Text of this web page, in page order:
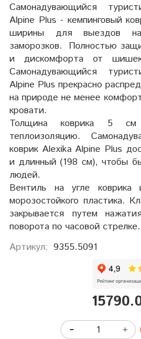
Самонадувающийся
Alpine Plus - кемпинговый
ширины для выездов
заморозков. Полностью
и дискомфорта от
Самонадувающийся
Alpine Plus прекрасно
на природе не менее
кровати.
Толщина коврика 5 см
теплоизоляцию.
коврик Alexika Alpine Plus
и длинный (198 см), чтобы
людей.
Вентиль на угле коврика
морозостойкого пластика.
закрывается путем
поворота по часовой стрелке.
Артикул: 9355.5091